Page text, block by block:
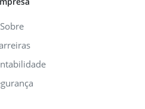
Sobre